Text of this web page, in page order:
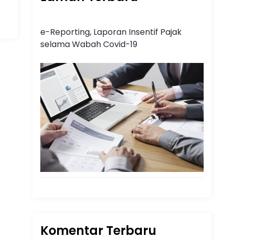
e-Reporting, Laporan Insentif Pajak
selama Wabah Covid-19
Komentar Terbaru